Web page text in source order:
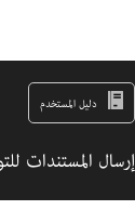
دليل المستخدم
إرسال المستندات